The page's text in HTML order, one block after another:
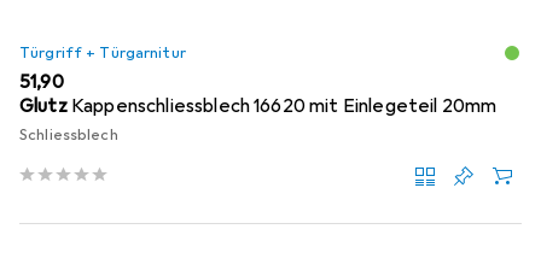
Türgriff + Türgarnitur
EUR
51,90
Glutz Kappenschliessblech 16620 mit Einlegeteil 20mm
Schliessblech